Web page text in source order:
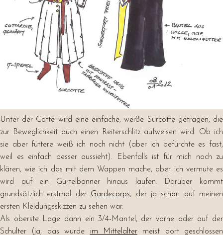
Unter der Cotte wird eine einfache, weiße Surcotte getragen, die
zur Beweglichkeit auch einen Reiterschlitz aufweisen wird. Ob ich
sie aber füttere weiß ich noch nicht (aber ich befürchte es fast,
weil es einfach besser aussieht). Ebenfalls ist für mich noch zu
klären, wie ich das mit dem Wappen mache, aber ich vermute es
wird auf ein Gürtelbanner hinaus laufen. Darüber kommt
grundsätzlich erstmal der Gardecorps, der ja schon auf meinen
ersten Kleidungsskizzen zu sehen war.
Als oberste Lage dann ein 3/4-Mantel, der vorne oder auf der
Schulter (ja, das wurde im Mittelaltermeist dort geschlossen